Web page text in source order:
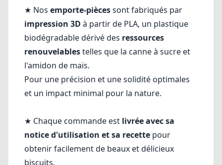
★ Nos emporte-piècessont fabriqués par
impression 3D à partir de PLA, un plastique
biodégradable dérivé des ressources
renouvelablestelles que la canne à sucre et
l'amidon de maïs.
Pour une précision et une solidité optimales
et un impact minimal pour la nature.
★ Chaque commande est livrée avec sa
notice d'utilisation et sa recette pour
obtenir facilement de beaux et délicieux
biscuits.